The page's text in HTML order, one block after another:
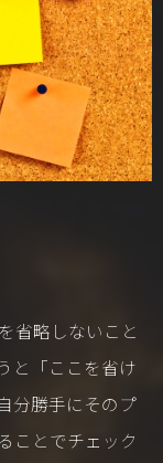
省略しないこと
と「ここを省け
分勝手にそのプ
ことでチェック